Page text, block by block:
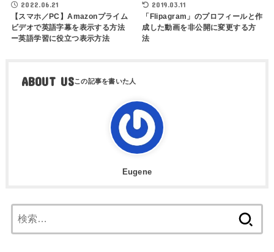
2022.06.21
【スマホ／PC】Amazonプライム
ビデオで英語字幕を表示する方法
ー英語学習に役立つ表示方法
2019.03.11
「Flipagram」のプロフィールと作
成した動画を非公開に変更する方
法
ABOUT US
Eugene
索: